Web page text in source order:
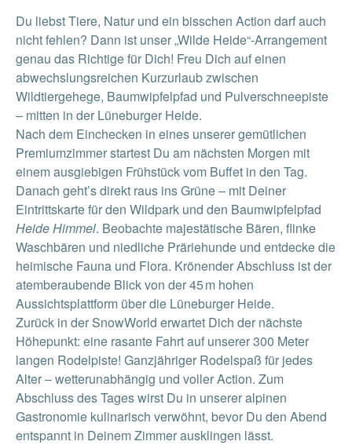
Du liebst Tiere, Natur und ein bisschen Action darf auch
nicht fehlen? Dann ist unser „Wilde Heide“-Arrangement
genau das Richtige für Dich! Freu Dich auf einen
abwechslungsreichen Kurzurlaub zwischen
Wildtiergehege, Baumwipfelpfad und Pulverschneepiste
– mitten in der Lüneburger Heide.
Nach dem Einchecken in eines unserer gemütlichen
Premiumzimmer startest Du am nächsten Morgen mit
einem ausgiebigen Frühstück vom Buffet in den Tag.
Danach geht’s direkt raus ins Grüne – mit Deiner
Eintrittskarte für den Wildpark und den Baumwipfelpfad
Heide Himmel. Beobachte majestätische Bären, flinke
Waschbären und niedliche Präriehunde und entdecke die
heimische Fauna und Flora. Krönender Abschluss ist der
atemberaubende Blick von der 45 m hohen
Aussichtsplattform über die Lüneburger Heide.
Zurück in der SnowWorld erwartet Dich der nächste
Höhepunkt: eine rasante Fahrt auf unserer 300 Meter
langen Rodelpiste! Ganzjähriger Rodelspaß für jedes
Alter – wetterunabhängig und voller Action. Zum
Abschluss des Tages wirst Du in unserer alpinen
Gastronomie kulinarisch verwöhnt, bevor Du den Abend
entspannt in Deinem Zimmer ausklingen lässt.